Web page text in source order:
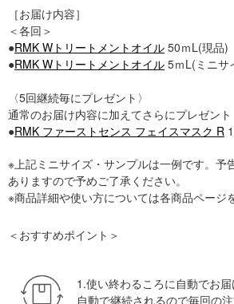
［お届け内容］
＜各回＞
●RMK Wトリートメントオイル 50ｍL(現品)
●RMK Wトリートメントオイル 5ｍL(ミニサ
〈5回継続毎にプレゼント〉
通常のお届け内容に加えてさらにプレゼント
●RMK ファーストセンス フェイスマスク R
※上記ミニサイズ・サンプルは一例です。予
ありますので予めご了承ください。
※商品詳細や使い方については各商品ページ
＜おすすめポイント＞
1.使い終わるころに自動でお届
自動で継続されるので毎回の注